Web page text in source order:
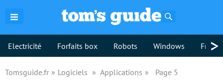
Electricité Forfaits box Robots Windows >
Tomsguide.fr Logiciels Applications Page 5